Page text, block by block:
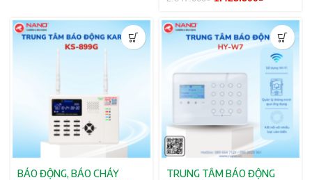
BÁO ĐỘNG, BÁO CHÁY
TRUNG TÂM BÁO ĐỘNG